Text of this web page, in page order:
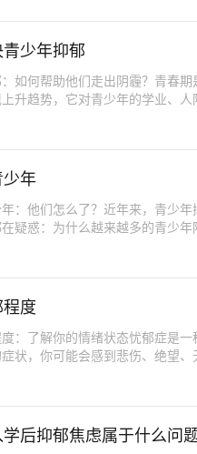
少年抑郁
如何帮助他们走出阴霾？青春
升趋势，它对青少年的学业、
少年
：他们怎么了？近年来，青少
疑惑：为什么越来越多的青少
度
：了解你的情绪状态忧郁症是
状，你可能会感到悲伤、绝望
后抑郁焦虑属于什么问